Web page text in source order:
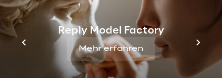
Reply Model Factory
Mehr erfahren
von mehr als 2.000 Agenturen in ganz
Italien. In diesem zunehmend
wettbewerbsintensiven und stark
regulierten Umfeld, in dem operative
Effizienz, schnelle Entscheidungsfindung
und Servicequalität entscheidende Faktoren